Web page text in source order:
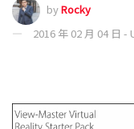
byRocky
2016 年 02 月 04 日 -